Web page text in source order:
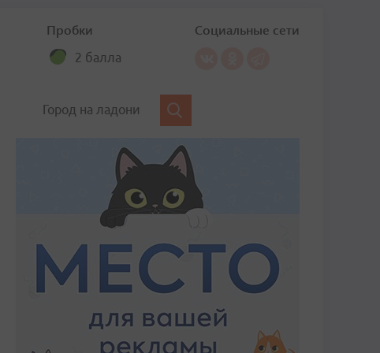
Пробки
2 балла
Социальные сети
Город на ладони